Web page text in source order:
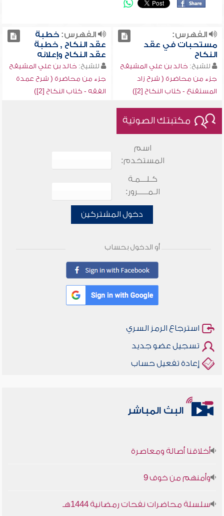
الفهرس:
مستحبات في عقد
النكاح
للشيخ: خالد بن علي المشيقح
جزء من محاضرة ( شرح زاد
المستقنع - كتاب النكاح [2])
الفهرس:خطبة
عقد النكاح , خطبة
عقد النكاح وإعلانه
للشيخ: خالد بن علي المشيقح
جزء من محاضرة ( شرح عمدة
الفقه - كتاب النكاح [2])
مكتبتك الصوتية
اسم
المستخدم:
كـلـــمـة
الـمـــــرور:
دخول المشتركين
أو الدخول بحساب
استرجاع الرمز السري
تسجيل عضو جديد
إعادة تفعيل حساب
البث المباشر
أخلاقنا أصالة ومعاصرة
وأمنهم من خوف 9
سلسلة محاضرات نفحات رمضانية 1444هـ